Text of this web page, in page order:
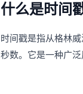
什么是时间
时间戳是指从格林
秒数。它是一种广